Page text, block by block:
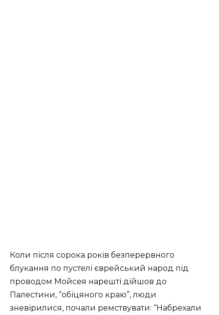
Коли після сорока років безперервного
блукання по пустелі єврейський народ під
проводом Мойсея нарешті дійшов до
Палестини, “обіцяного краю”, люди
зневірилися, почали ремствувати: “Набрехали